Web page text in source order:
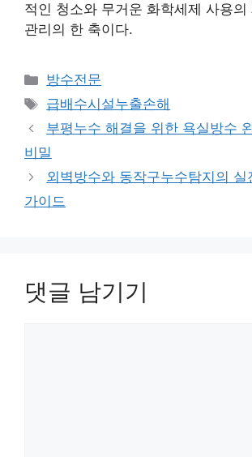
적인 청소와 무거운 화학세제 사용의
관리의 한 축이다.
카
테
리
방수전문
태
그
급배수시설누출손해
부평누수 해결을 위한 욕실방수
비밀
외벽방수와 동작구누수탐지의 실
가이드
댓글 남기기